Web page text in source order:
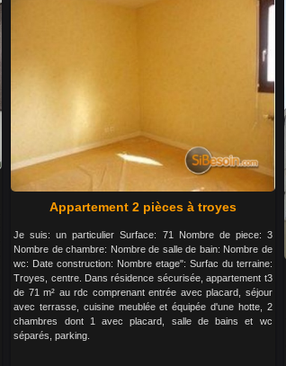
Appartement 2 pièces à troyes
Je suis: un particulier Surface: 71 Nombre de piece: 3
Nombre de chambre: Nombre de salle de bain: Nombre de
wc: Date construction: Nombre etage": Surfac du terraine:
Troyes, centre. Dans résidence sécurisée, appartement t3
de 71 m² au rdc comprenant entrée avec placard, séjour
avec terrasse, cuisine meublée et équipée d'une hotte, 2
chambres dont 1 avec placard, salle de bains et wc
séparés, parking.